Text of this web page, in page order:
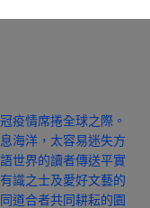
疫情席捲全球之際。
海洋，太容易迷失方
世界的讀者傳送平實
識之士及愛好文藝的
道合者共同耕耘的園